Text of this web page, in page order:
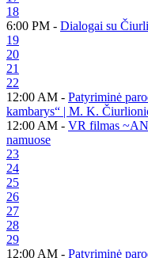
18
6:00 PM - Dialogai su
19
20
21
22
12:00 AM - Patyriminė
kambarys“ | M. K.
12:00 AM - VR filmas
namuose
23
24
25
26
27
28
29
12:00 AM - Patyriminė